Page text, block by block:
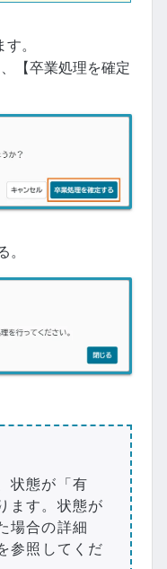
。
【卒業処理を確定
状態が「有
ます。状態が
場合の詳細
参照してくだ